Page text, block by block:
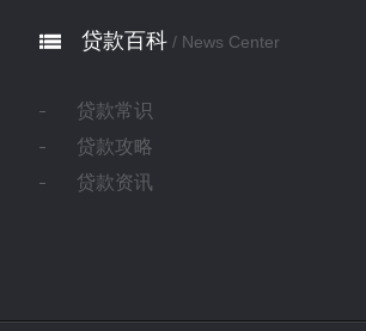
贷款百科/ News Center
贷款常识
贷款攻略
贷款资讯